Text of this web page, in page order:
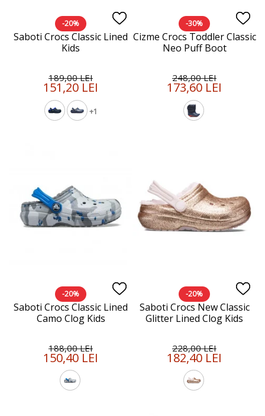
-20%
Saboti Crocs Classic Lined
Kids
+1
189,00 LEI
151,20 LEI
-30%
Cizme Crocs Toddler Classic
Neo Puff Boot
248,00 LEI
173,60 LEI
-20%
Saboti Crocs Classic Lined
Camo Clog Kids
188,00 LEI
150,40 LEI
-20%
Saboti Crocs New Classic
Glitter Lined Clog Kids
228,00 LEI
182,40 LEI